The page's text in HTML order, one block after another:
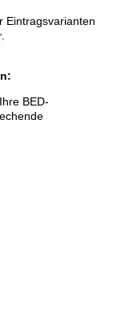
Eintragsvarianten
.
BED-